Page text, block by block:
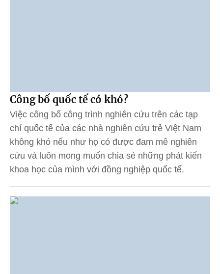
Công bố quốc tế có khó?
Việc công bố công trình nghiên cứu trên các tạp
chí quốc tế của các nhà nghiên cứu trẻ Việt Nam
không khó nếu như họ có được đam mê nghiên
cứu và luôn mong muốn chia sẻ những phát kiến
khoa học của mình với đồng nghiệp quốc tế.